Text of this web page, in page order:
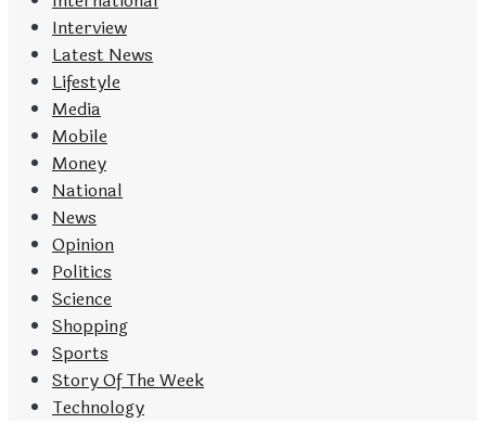
Interview
Latest News
Lifestyle
Media
Mobile
Money
National
News
Opinion
Politics
Science
Shopping
Sports
Story Of The Week
Technology